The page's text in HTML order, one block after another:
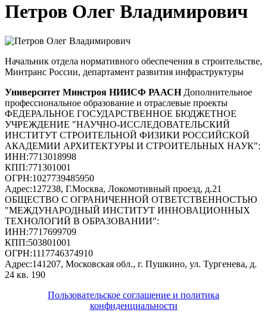
Петров Олег Владимирович
Начальник отдела нормативного обеспечения в строительстве,
Минтранс России, департамент развития инфраструктуры
Университет Минстроя НИИСФ РААСН Дополнительное
профессиональное образование и отраслевые проекты
ФЕДЕРАЛЬНОЕ ГОСУДАРСТВЕННОЕ БЮДЖЕТНОЕ
УЧРЕЖДЕНИЕ "НАУЧНО-ИССЛЕДОВАТЕЛЬСКИЙ
ИНСТИТУТ СТРОИТЕЛЬНОЙ ФИЗИКИ РОССИЙСКОЙ
АКАДЕМИИ АРХИТЕКТУРЫ И СТРОИТЕЛЬНЫХ НАУК":
ИНН:7713018998
КПП:771301001
ОГРН:1027739485950
Адрес:127238, Г.Москва, Локомотивный проезд, д.21
ОБЩЕСТВО С ОГРАНИЧЕННОЙ ОТВЕТСТВЕННОСТЬЮ
"МЕЖДУНАРОДНЫЙ ИНСТИТУТ ИННОВАЦИОННЫХ
ТЕХНОЛОГИЙ В ОБРАЗОВАНИИ":
ИНН:7717699709
КПП:503801001
ОГРН:1117746374910
Адрес:141207, Московская обл., г. Пушкино, ул. Тургенева, д.
24 кв. 190
Пользовательское соглашение и политика
конфиденциальности